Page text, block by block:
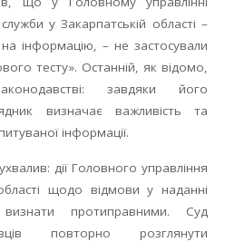
у Закарпатській області –
інформацію, – не застосували
тесту». Останній, як відомо,
завдяки його
визначає важливість та
інформації.
дії Головного управління
щодо відмови у наданні
протиправними. Суд
повторно розглянути